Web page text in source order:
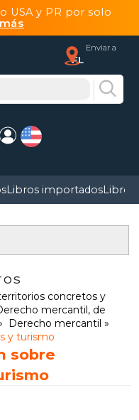
USA y PR por solo
Enviar a
FL
Libros importadosLibros
concretos y
mercantil, de
Derecho mercantil
y turismo
sobre